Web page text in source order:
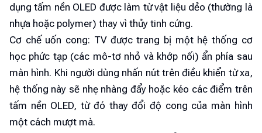
dụng tấm nền OLED được làm từ vật liệu dẻo (thường là
nhựa hoặc polymer) thay vì thủy tinh cứng.
Cơ chế uốn cong: TV được trang bị một hệ thống cơ
học phức tạp (các mô-tơ nhỏ và khớp nối) ẩn phía sau
màn hình. Khi người dùng nhấn nút trên điều khiển từ xa,
hệ thống này sẽ nhẹ nhàng đẩy hoặc kéo các điểm trên
tấm nền OLED, từ đó thay đổi độ cong của màn hình
một cách mượt mà.